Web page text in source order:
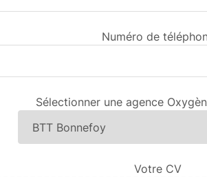
Numéro de
Sélectionner une agence
Votre CV